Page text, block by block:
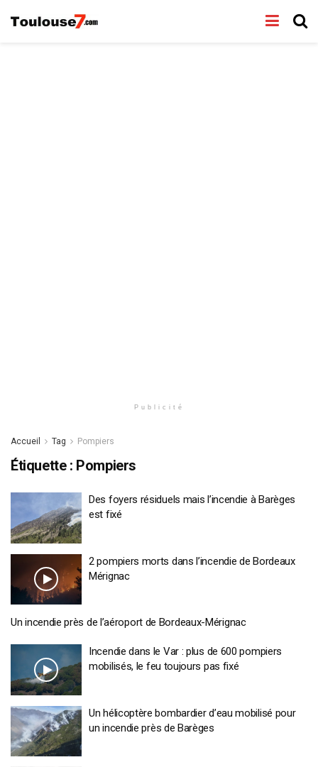
Publicité
Accueil Tag Pompiers
Étiquette : Pompiers
Des foyers résiduels mais l’incendie à Barèges
est fixé
2 pompiers morts dans l’incendie de Bordeaux
Mérignac
Un incendie près de l’aéroport de Bordeaux-Mérignac
Incendie dans le Var : plus de 600 pompiers
mobilisés, le feu toujours pas fixé
Un hélicoptère bombardier d’eau mobilisé pour
un incendie près de Barèges